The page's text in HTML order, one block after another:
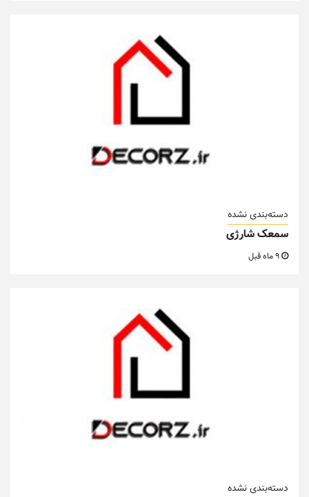
دسته‌بندی نشده
سمعک شارژی
دسته‌بندی نشده